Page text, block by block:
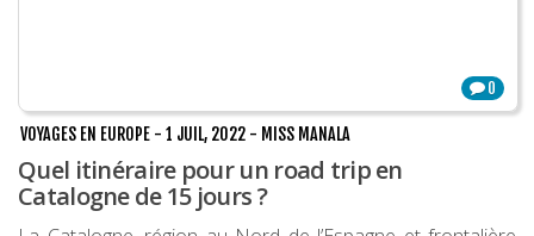
0
VOYAGES EN EUROPE - 1 JUIL, 2022 - MISS MANALA
Quel itinéraire pour un road trip en
Catalogne de 15 jours ?